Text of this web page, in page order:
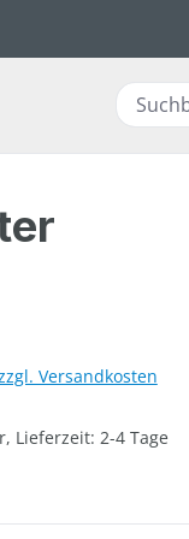
Versandkosten
Lieferzeit: 2-4 Tage